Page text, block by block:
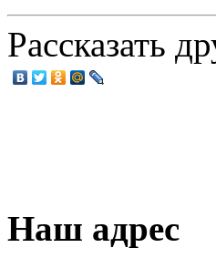
Рассказать
Наш адрес